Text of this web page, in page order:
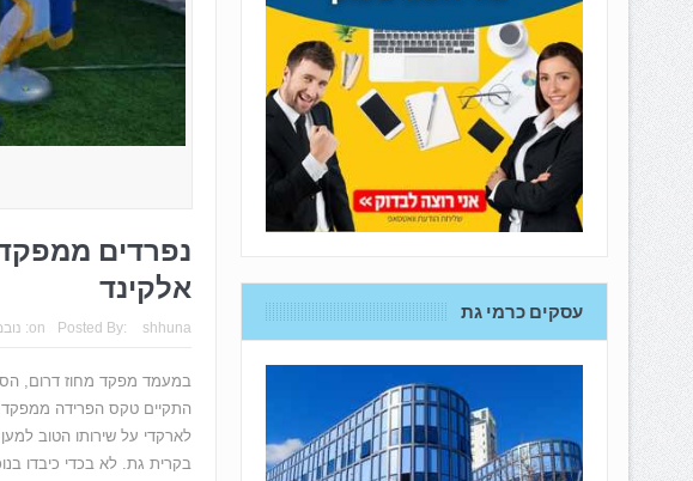
נפרדים
אלקינד
Posted By: shhuna
on:
במעמד מפקד מחוז דרום,
התקיים טקס הפרידה
לארקדי על שירותו הטוב
בקרית גת. לא בכדי כיבדו
עסקים כרמי גת